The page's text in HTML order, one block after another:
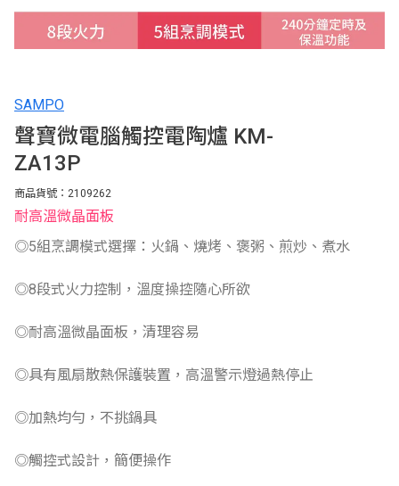
SAMPO
聲寶微電腦觸控電陶爐 KM-
ZA13P
商品貨號：2109262
耐高溫微晶面板
◎5組烹調模式選擇：火鍋、燒烤、褒粥、煎炒、煮水
◎8段式火力控制，溫度操控隨心所欲
◎耐高溫微晶面板，清理容易
◎具有風扇散熱保護裝置，高溫警示燈過熱停止
◎加熱均勻，不挑鍋具
◎觸控式設計，簡便操作